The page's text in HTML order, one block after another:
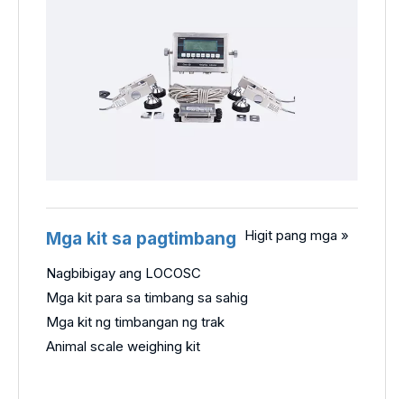
Mga kit sa pagtimbang Higit pang mga »
Nagbibigay ang LOCOSC
Mga kit para sa timbang sa sahig
Mga kit ng timbangan ng trak
Animal scale weighing kit